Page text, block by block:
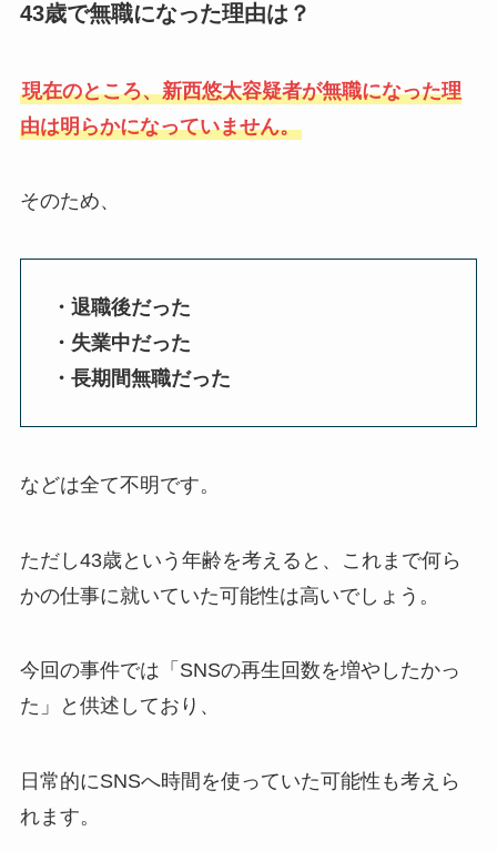
43歳で無職になった理由は？
現在のところ、新西悠太容疑者が無職になった理
由は明らかになっていません。
そのため、
・退職後だった
・失業中だった
・長期間無職だった
などは全て不明です。
ただし43歳という年齢を考えると、これまで何ら
かの仕事に就いていた可能性は高いでしょう。
今回の事件では「SNSの再生回数を増やしたかっ
た」と供述しており、
日常的にSNSへ時間を使っていた可能性も考えら
れます。